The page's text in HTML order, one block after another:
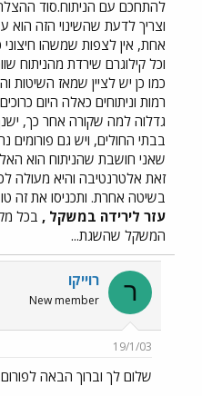
להתחכם עם הניתוח.סוד
וצריך לדעת שהשינוי הזה הוא
אחת, אין לצפות שמשהו
וכל קילוגרם שירדת
כמו כן יש לציין שמאז השיטות
רמות וניתוחים כאלה היום
גדלוה למה שקורה אחר כך,
בבתי החולים, ויש גם פורומים
שאני חושבת שהניתוח הוא
זאת אלטרנטיבה והיא מעולה
בשיטה אחרת. ותכניסו את זה
עזר לירידה במשקל , בכל
המשקל שהשגת...
ר רוייקו
New member
19/1/03
שלום לך וברוך הבאה